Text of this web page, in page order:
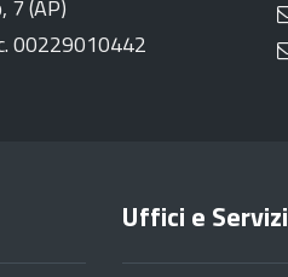
7 (AP)
00229010442
Uffici e Servizi